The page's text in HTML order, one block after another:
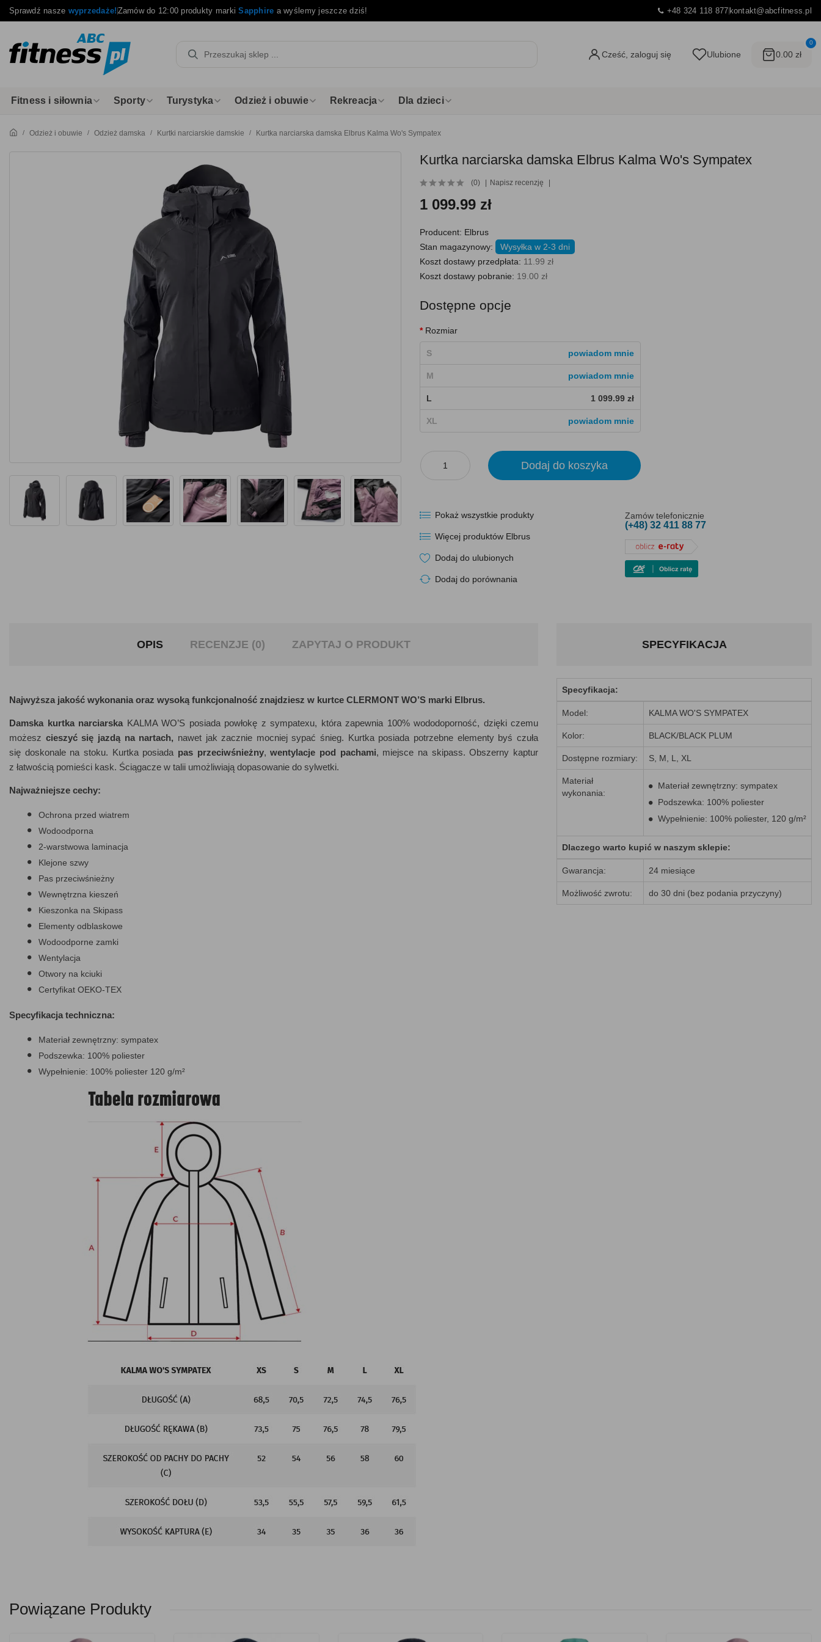
Sprawdź nasze wyprzedaże!Zamów do 12:00 produkty markiSapphire a wyślemy jeszcze dziś! +48 324 118 877kontakt@abcfitness.pl
Cześć, zaloguj się Ulubione
0
0.00 zł
Fitness i siłownia Sporty Turystyka Odzież i obuwie Rekreacja Dla dzieci
Odzież i obuwie Odzież damska Kurtki narciarskie damskie Kurtka narciarska damska Elbrus Kalma Wo's Sympatex
Kurtka narciarska damska Elbrus Kalma Wo's Sympatex
(0) Napisz recenzję
1 099.99 zł
Producent: Elbrus
Stan magazynowy:
Wysyłka w 2-3 dni
Koszt dostawy przedpłata: 11.99 zł
Koszt dostawy pobranie: 19.00 zł
Dostępne opcje
Rozmiar
S powiadom mnie
M powiadom mnie
L 1 099.99 zł
XL powiadom mnie
Dodaj do koszyka
Pokaż wszystkie produkty
Więcej produktów Elbrus
Dodaj do ulubionych
Dodaj do porównania
Zamów telefonicznie
(+48) 32 411 88 77
OPIS RECENZJE (0) ZAPYTAJ O PRODUKT
Najwyższa jakość wykonania oraz wysoką funkcjonalność znajdziesz w kurtce CLERMONT WO’S marki Elbrus.
Damska kurtka narciarska KALMA WO’S posiada powłokę z sympatexu, która zapewnia 100% wododoporność, dzięki czemu
możesz cieszyć się jazdą na nartach, nawet jak zacznie mocniej sypać śnieg. Kurtka posiada potrzebne elementy byś czuła
się doskonale na stoku. Kurtka posiada pas przeciwśnieżny,wentylacje pod pachami, miejsce na skipass. Obszerny kaptur
z łatwością pomieści kask. Ściągacze w talii umożliwiają dopasowanie do sylwetki.
Najważniejsze cechy:
Ochrona przed wiatrem
Wodoodporna
2-warstwowa laminacja
Klejone szwy
Pas przeciwśnieżny
Wewnętrzna kieszeń
Kieszonka na Skipass
Elementy odblaskowe
Wodoodporne zamki
Wentylacja
Otwory na kciuki
Certyfikat OEKO-TEX
Specyfikacja techniczna:
Materiał zewnętrzny: sympatex
Podszewka: 100% poliester
Wypełnienie: 100% poliester 120 g/m²
SPECYFIKACJA
Specyfikacja:
Model: KALMA WO'S SYMPATEX
Kolor: BLACK/BLACK PLUM
Dostępne rozmiary: S, M, L, XL
Materiał
wykonania:
Materiał zewnętrzny: sympatex
Podszewka: 100% poliester
Wypełnienie: 100% poliester, 120 g/m²
Dlaczego warto kupić w naszym sklepie:
Gwarancja: 24 miesiące
Możliwość zwrotu: do 30 dni (bez podania przyczyny)
Powiązane Produkty